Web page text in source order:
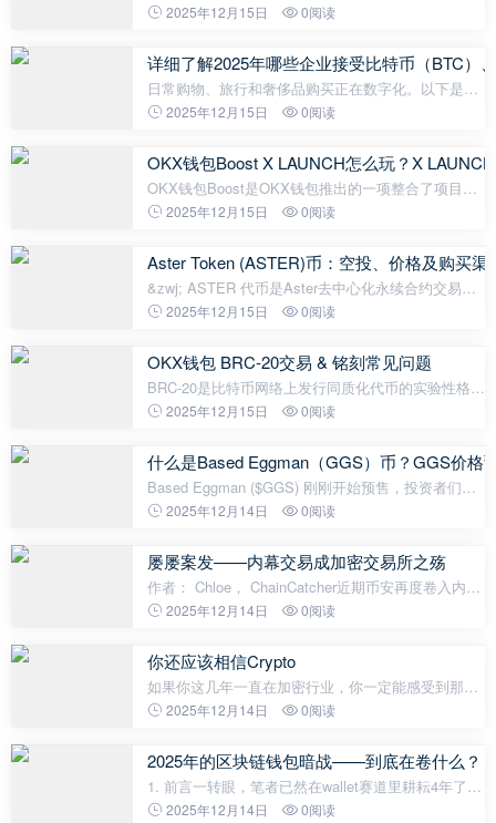
一个关键因素。尽管加密项目都在努力实现去中心
产。开发者们花费了数年时间尝试创建
2025年12月15日 0阅读
详细了解2025年哪些企业接受比特币（BTC）
日常购物、旅行和奢侈品购买正在数字化。以下是
2025年接受BTC、ETH和XRP的地方。 加密货币已不
业正在接纳数字资产，尤其是比
2025年12月15日 0阅读
OKX钱包Boost X LAUNCH怎么玩？X
OKX钱包Boost是OKX钱包推出的一项整合了项目发
行、空投活动和社群竞赛的创新功能。它旨在通过去
户连接起来，促进项目发展、提
2025年12月15日 0阅读
Aster Token (ASTER)币：空投、价格及购买渠
&zwj; ASTER 代币是Aster去中心化永续合约交易所
的原生加密货币，由 YZi Labs 开发；该项目由
2025 年 9 月 17 日上线，发行量限
2025年12月15日 0阅读
OKX钱包 BRC-20交易 & 铭刻常见问题
BRC-20是比特币网络上发行同质化代币的实验性格式
标准，BRC-20 通过利用 Ordinals 协议将铭文设置为
您可以通过以下步骤，在 OK
2025年12月15日 0阅读
什么是Based Eggman（GGS）币？GGS价格
Based Eggman ($GGS) 刚刚开始预售，投资者们已
经对这个潜力项目虎视眈眈。它会是一个可持续发展
的代币？在本文中，我们将对该项目
2025年12月14日 0阅读
屡屡案发——内幕交易成加密交易所之殇
作者： Chloe， ChainCatcher近期币安再度卷入内部
员工涉嫌内幕交易的丑闻。12 月 7 日一名币安员工
币，借此赚取个人利益。币安内部
2025年12月14日 0阅读
你还应该相信Crypto
如果你这几年一直在加密行业，你一定能感受到那股
越来越浓的「倦怠感」。上一个周末，Aevo 联合创
他用了一个极端的标题——《
2025年12月14日 0阅读
2025年的区块链钱包暗战——到底在卷什么？
1. 前言一转眼，笔者已然在wallet赛道里耕耘4年了。
很多人觉得2025年的钱包赛道已经固化，但事实并非
2025年12月14日 0阅读